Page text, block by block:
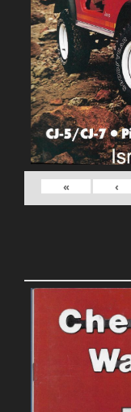
›
»